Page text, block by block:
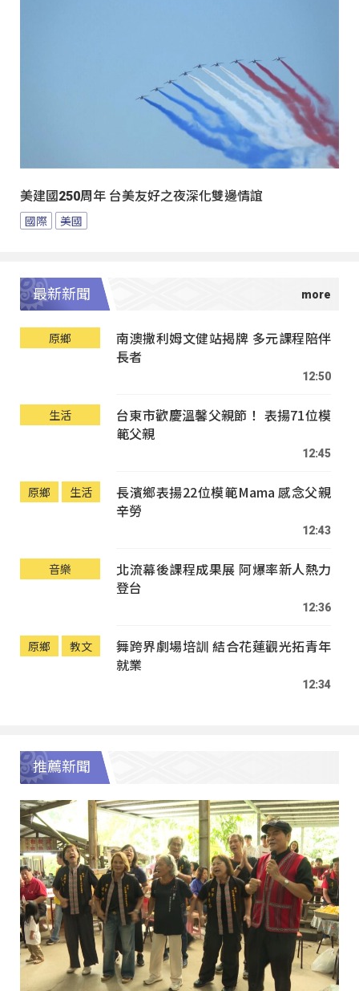
美建國250周年 台美友好之夜深化雙邊情誼
國際 美國
最新新聞
原鄉
南澳撒利姆文健站揭牌 多元課程陪伴
長者
12:50
生活
台東市歡慶溫馨父親節！ 表揚71位模
範父親
12:45
原鄉 生活
長濱鄉表揚22位模範Mama 感念父親
辛勞
12:43
音樂
北流幕後課程成果展 阿爆率新人熱力
登台
12:36
原鄉 教文
舞跨界劇場培訓 結合花蓮觀光拓青年
就業
12:34
推薦新聞